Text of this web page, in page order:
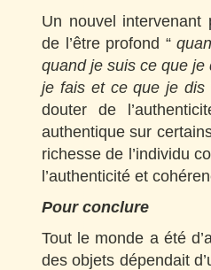
Un nouvel intervenant
de l’être profond “
quand je suis ce que je
je fais et ce que je dis
douter de
authentique sur
richesse de l’individu
l’authenticité et
Pour conclure
Tout le monde a été
des objets dépendait